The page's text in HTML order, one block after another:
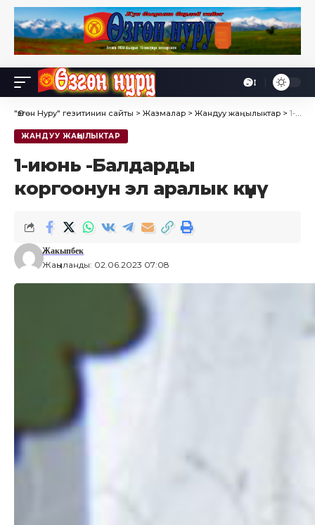
Font
Resizer
Өө
"Өзгөн Нуру" гезитинин сайты > Жазмалар > Жандуу жаңылыктар > 1-июнь -Балдарды коргоонун эл аралык күнү
ЖАНДУУ ЖАҢЫЛЫКТАР
1-июнь -Балдарды
коргоонун эл аралык күнү
Жаңыланды: 02.06.2023 07:08
Жакыпбек